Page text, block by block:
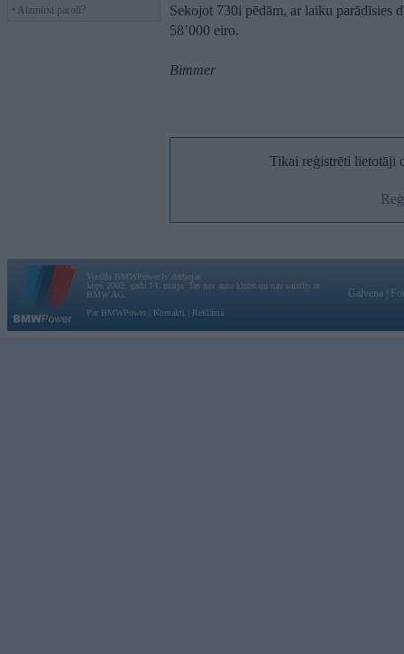
• Aizmirsi paroli?
Sekojot 730i pēdām, ar laiku parādīsies
58’000 eiro.
Bimmer
Tikai reģistrēti lietotāji
Vortāls BMWPower.lv darbojas
kopš 2002. gada 14. maija. Tas nav auto klubs un nav saistīts ar
BMW AG.
Par BMWPower
Kontakti Reklāma
Galvena